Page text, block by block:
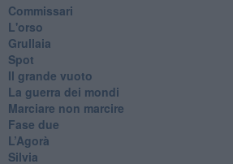
Commissari
L'orso
Grullaia
Spot
​Il grande vuoto
​La guerra dei mondi
Marciare non marcire
Fase due
L’Agorà
Silvia